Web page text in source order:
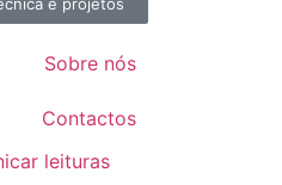
Sobre nós
Contactos